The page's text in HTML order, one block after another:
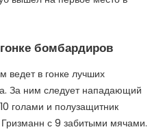
бомбардиров
ведет в гонке лучших
За ним следует нападающий
голами и полузащитник
с 9 забитыми мячами.